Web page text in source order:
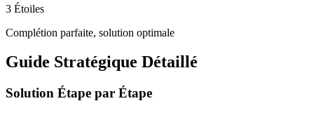
3 Étoiles
Complétion parfaite, solution optimale
Guide Stratégique Détaillé
Solution Étape par Étape